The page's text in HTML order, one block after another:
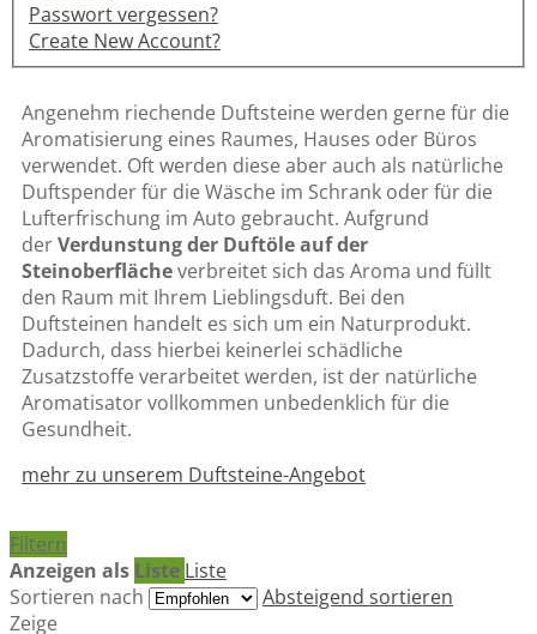
Passwort vergessen?
Create New Account?
Angenehm riechende Duftsteine werden gerne für die
Aromatisierung eines Raumes, Hauses oder Büros
verwendet. Oft werden diese aber auch als natürliche
Duftspender für die Wäsche im Schrank oder für die
Lufterfrischung im Auto gebraucht. Aufgrund
derVerdunstung der Duftöle auf der
Steinoberflächeverbreitet sich das Aroma und füllt
den Raum mit Ihrem Lieblingsduft. Bei den
Duftsteinen handelt es sich um ein Naturprodukt.
Dadurch, dass hierbei keinerlei schädliche
Zusatzstoffe verarbeitet werden, ist der natürliche
Aromatisator vollkommen unbedenklich für die
Gesundheit.
mehr zu unserem Duftsteine-Angebot
Filtern
Anzeigen als Liste Liste
Sortieren nach
Absteigend sortieren
Zeige